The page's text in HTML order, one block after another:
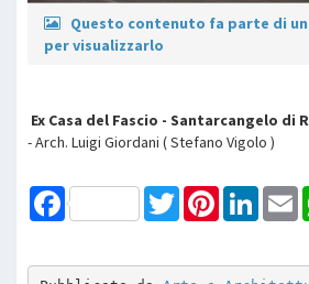
Questo contenuto fa parte di un
per visualizzarlo
Ex Casa del Fascio - Santarcangelo di
- Arch. Luigi Giordani ( Stefano Vigolo )
Facebook TwitterPinterest